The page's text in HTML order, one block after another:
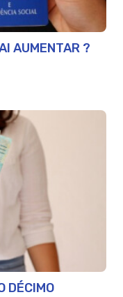
AUMENTAR ?
DÉCIMO